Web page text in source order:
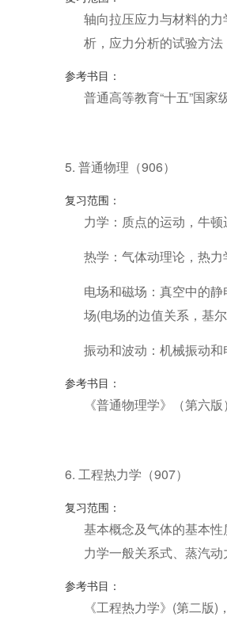
轴向拉压应力与材料的
析，应力分析的试验方法
参考书目：
普通高等教育“十五”国家
5. 普通物理（906）
复习范围：
力学：质点的运动，牛
热学：气体动理论，热力
电场和磁场：真空中的
场(电场的边值关系，基
振动和波动：机械振动
参考书目：
《普通物理学》（第六
6. 工程热力学（907）
复习范围：
基本概念及气体的基本
力学一般关系式、蒸汽
参考书目：
《工程热力学》(第二版